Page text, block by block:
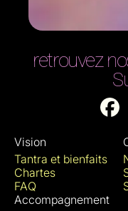
retrouvez
Vision
Tantra et bienfaits
Chartes
FAQ
Accompagnement